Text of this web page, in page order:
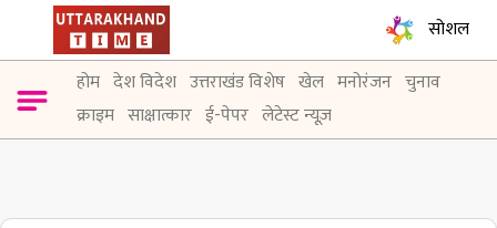
सोशल
होम देश विदेश उत्तराखंड विशेष खेल मनोरंजन चुनाव
क्राइम साक्षात्कार ई-पेपर लेटेस्ट न्यूज़